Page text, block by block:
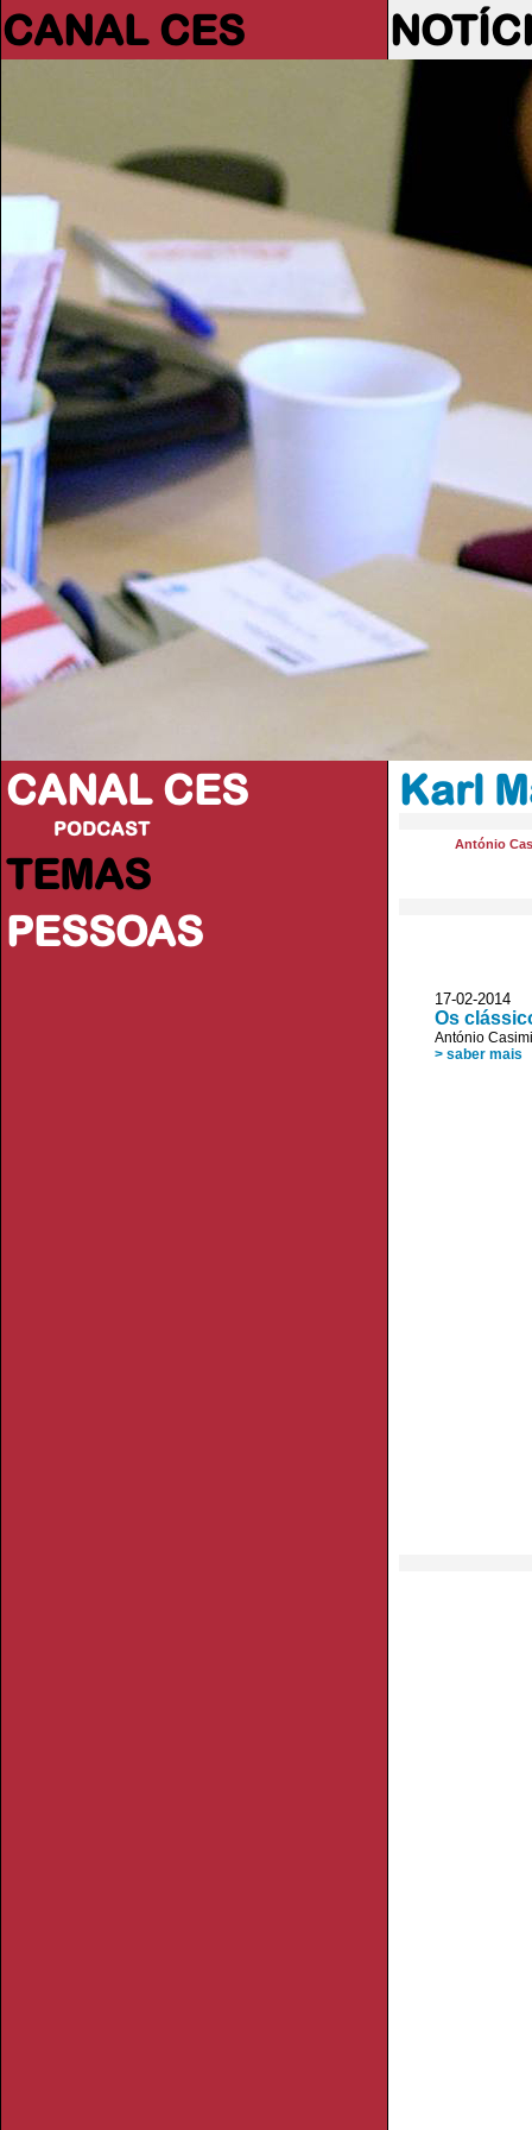
CANAL CES
CANAL CES
PODCAST
TEMAS
PESSOAS
Karl
António
17-02-
Os
António
> saber mais